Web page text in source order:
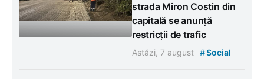
strada Miron Costin din
capitală se anunță
restricții de trafic
Astăzi, 7 august #Social